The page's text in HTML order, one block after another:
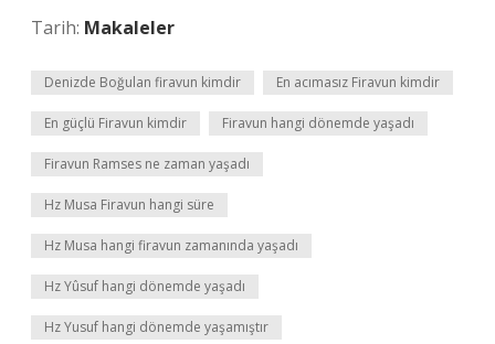
Tarih: Makaleler
Denizde Boğulan firavun kimdir En acımasız Firavun kimdir
En güçlü Firavun kimdir Firavun hangi dönemde yaşadı
Firavun Ramses ne zaman yaşadı
Hz Musa Firavun hangi süre
Hz Musa hangi firavun zamanında yaşadı
Hz Yûsuf hangi dönemde yaşadı
Hz Yusuf hangi dönemde yaşamıştır